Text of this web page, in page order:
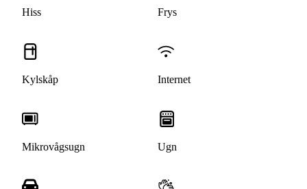
Hiss Frys
Kylskåp Internet
Mikrovågsugn Ugn